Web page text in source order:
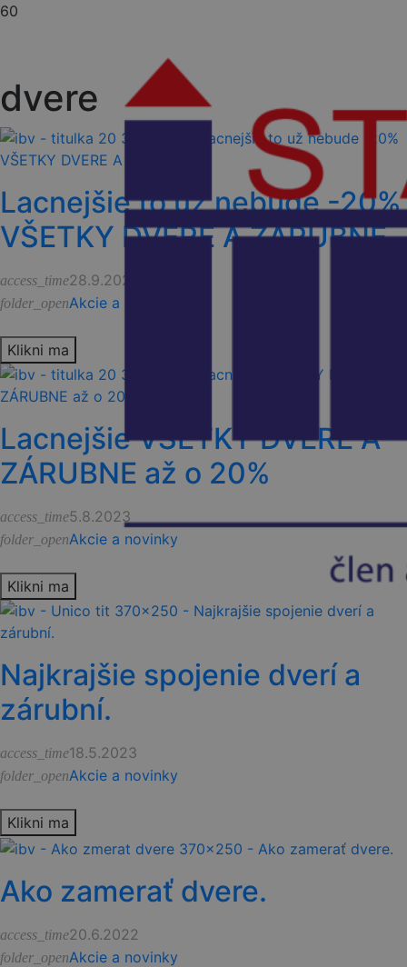
dvere
Lacnejšie to už nebude -20%
VŠETKY DVERE A ZÁRUBNE
access_time28.9.2023
folder_openAkcie a novinky
Klikni ma
Lacnejšie VŠETKY DVERE A
ZÁRUBNE až o 20%
access_time5.8.2023
folder_openAkcie a novinky
Klikni ma
Najkrajšie spojenie dverí a
zárubní.
access_time18.5.2023
folder_openAkcie a novinky
Klikni ma
Ako zamerať dvere.
access_time20.6.2022
folder_openAkcie a novinky